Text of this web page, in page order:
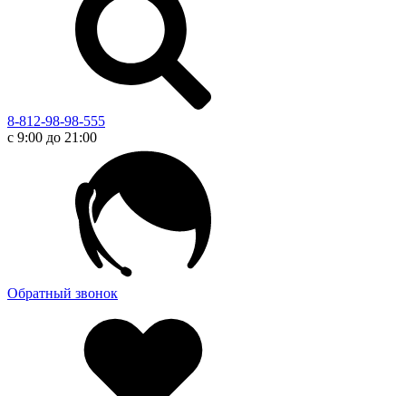
8-812-98-98-555
с 9:00 до 21:00
Обратный звонок